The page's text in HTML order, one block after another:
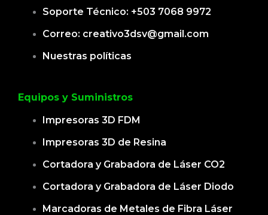
Soporte Técnico: +503 7068 9972
Correo: creativo3dsv@gmail.com
Nuestras políticas
Equipos y Suministros
Impresoras 3D FDM
Impresoras 3D de Resina
Cortadora y Grabadora de Láser CO2
Cortadora y Grabadora de Láser Diodo
Marcadoras de Metales de Fibra Láser